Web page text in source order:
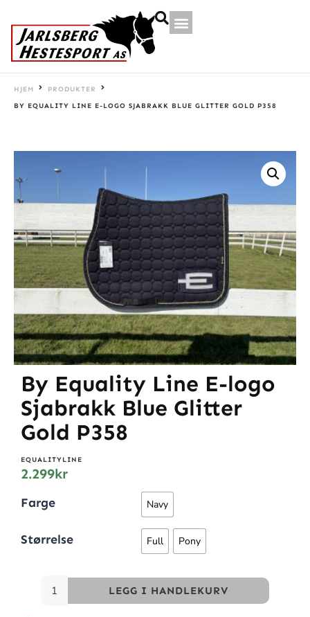
HJEM
PRODUKTER
BY EQUALITY LINE E-LOGO SJABRAKK BLUE GLITTER GOLD P358
By Equality Line E-logo
Sjabrakk Blue Glitter
Gold P358
EQUALITYLINE
2.299kr
Farge Navy
Størrelse Full Pony
LEGG I HANDLEKURV